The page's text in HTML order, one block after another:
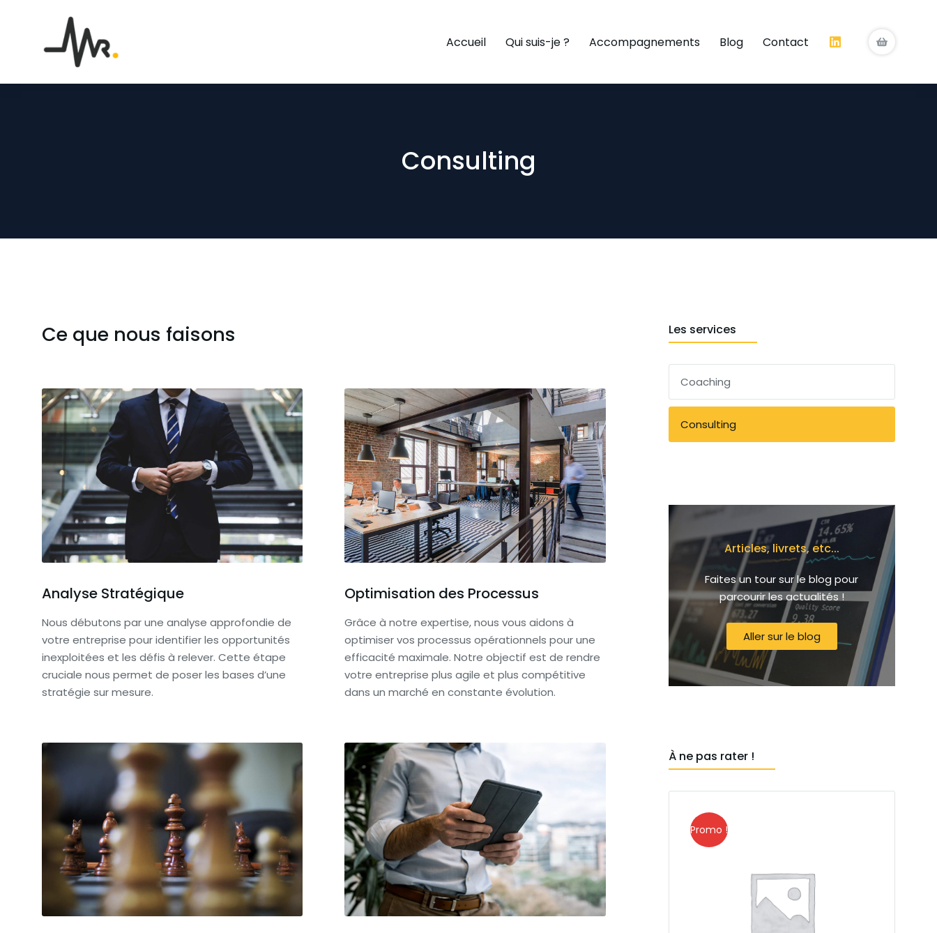
Accueil Qui suis-je ? Accompagnements Blog Contact
Consulting
Ce que nous faisons
Analyse Stratégique
Nous débutons par une analyse approfondie de
votre entreprise pour identifier les opportunités
inexploitées et les défis à relever. Cette étape
cruciale nous permet de poser les bases d’une
stratégie sur mesure.
Optimisation des Processus
Grâce à notre expertise, nous vous aidons à
optimiser vos processus opérationnels pour une
efficacité maximale. Notre objectif est de rendre
votre entreprise plus agile et plus compétitive
dans un marché en constante évolution.
Les services
Coaching
Consulting
Articles, livrets, etc...
Faites un tour sur le blog pour
parcourir les actualités !
Aller sur le blog
À ne pas rater !
Promo !